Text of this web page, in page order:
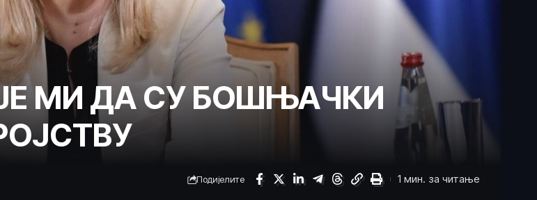
МИ ДА СУ БОШЊАЧКИ
Подијелите 1 мин. за читање